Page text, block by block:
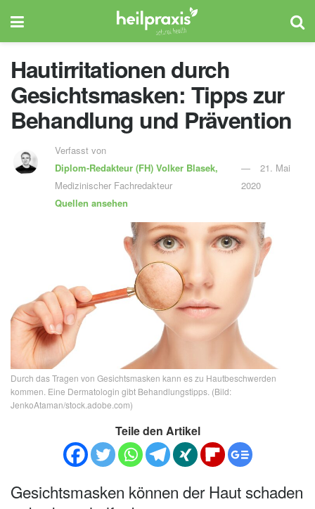
Hautirritationen durch
Gesichtsmasken: Tipps zur
Behandlung und Prävention
Verfasst von
Diplom-Redakteur (FH) Volker Blasek,
Medizinischer Fachredakteur
Quellen ansehen
21. Mai
2020
Durch das Tragen von Gesichtsmasken kann es zu Hautbeschwerden
kommen. Eine Dermatologin gibt Behandlungstipps. (Bild:
JenkoAtaman/stock.adobe.com)
Teile den Artikel
Gesichtsmasken können der Haut schaden